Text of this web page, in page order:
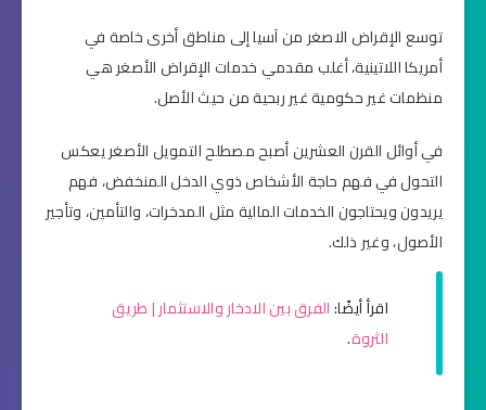
توسع الإقراض الاصغر من آسيا إلى مناطق أخرى خاصة في
أمريكا اللاتينية، أغلب مقدمي خدمات الإقراض الأصغر هي
منظمات غير حكومية غير ربحية من حيث الأصل.
في أوائل القرن العشرين أصبح مصطلح التمويل الأصغر يعكس
التحول في فهم حاجة الأشخاص ذوي الدخل المنخفض، فهم
يريدون ويحتاجون الخدمات المالية مثل المدخرات، والتأمين، وتأجير
الأصول، وغير ذلك.
اقرأ أيضًا:الفرق بين الادخار والاستثمار | طريق
الثروة.